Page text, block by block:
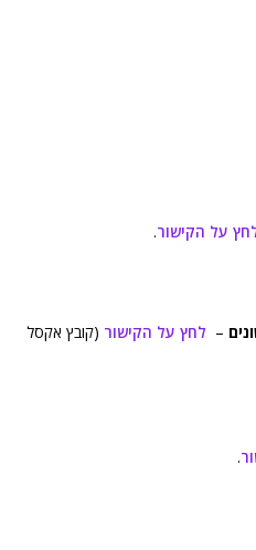
על הקישור.
– לחץ על הקישור (קובץ אקסל
.